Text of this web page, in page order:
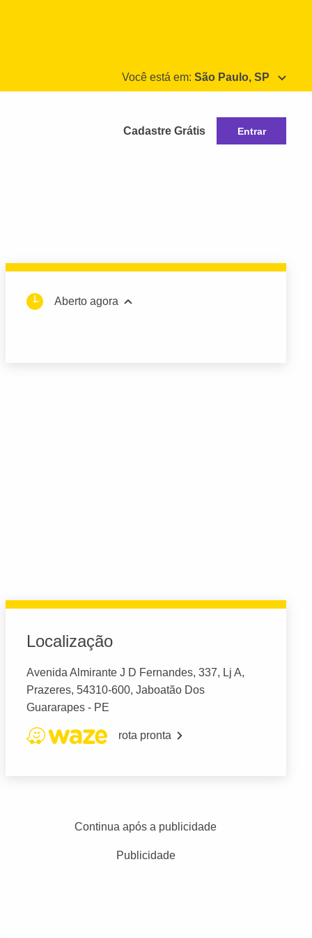
Você está em: São Paulo, SP
Cadastre Grátis Entrar
Aberto agora
Localização
Avenida Almirante J D Fernandes, 337, Lj A,
Prazeres, 54310-600, Jaboatão Dos
Guararapes - PE
rota pronta
Continua após a publicidade
Publicidade